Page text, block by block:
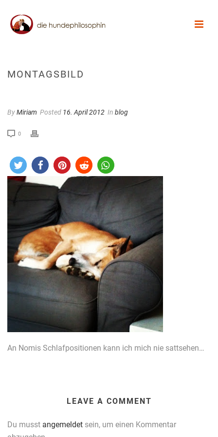
MONTAGSBILD
ByMiriam Posted 16. April 2012 In blog
0
An Nomis Schlafpositionen kann ich mich nie sattsehen…
LEAVE A COMMENT
Du musst angemeldet sein, um einen Kommentar